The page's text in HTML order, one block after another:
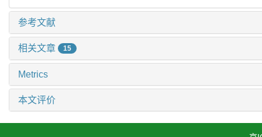
参考文献
相关文章 15
Metrics
本文评价